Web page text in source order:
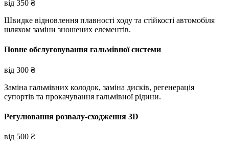
від 350 ₴
Швидке відновлення плавності ходу та стійкості автомобіля
шляхом заміни зношених елементів.
Повне обслуговування гальмівної системи
від 300 ₴
Заміна гальмівних колодок, заміна дисків, регенерація
супортів та прокачування гальмівної рідини.
Регулювання розвалу-сходження 3D
від 500 ₴